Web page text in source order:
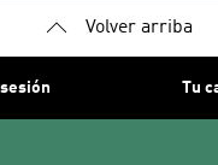
Volver arriba
Tu